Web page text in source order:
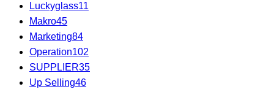
Luckyglass11
Makro45
Marketing84
Operation102
SUPPLIER35
Up Selling46